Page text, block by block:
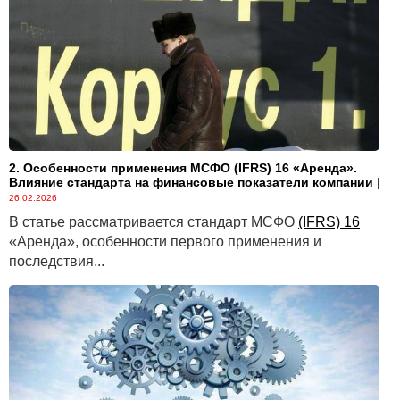
открытого в российской кредитной организации.
Примерный порядок действий для открытия счетов
в российских кредитных организациях:
https://minjust.gov.by/directions/international_cooperation/icd-
lev2-4/
Указание реквизитов банковского счета, открытого
в Республике Беларусь, допускается по
исполнительным документам:
§ о возмещении вреда, причиненного жизни или
здоровью (в том числе о возмещении вреда в связи
со смертью кормильца);
§ о возмещении ущерба, причиненного
преступлением.
2. Особенности применения МСФО (IFRS) 16 «Аренда».
Влияние стандарта на финансовые показатели компании |
26.02.2026
В статье рассматривается стандарт МСФО (IFRS) 16
«Аренда», особенности первого применения и
последствия...